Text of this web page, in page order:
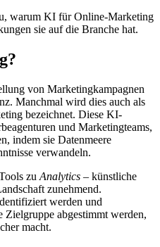
warum KI für Online-Marketing
sie auf die Branche hat.
von Marketingkampagnen
Manchmal wird dies auch als
bezeichnet. Diese KI-
und Marketingteams,
indem sie Datenmeere
verwandeln.
zu Analytics – künstliche
zunehmend.
werden und
Zielgruppe abgestimmt werden,
macht.